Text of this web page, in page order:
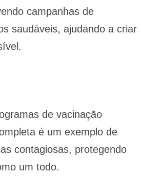
campanhas de
saudáveis, ajudando a criar
de vacinação
é um exemplo de
contagiosas, protegendo
um todo.